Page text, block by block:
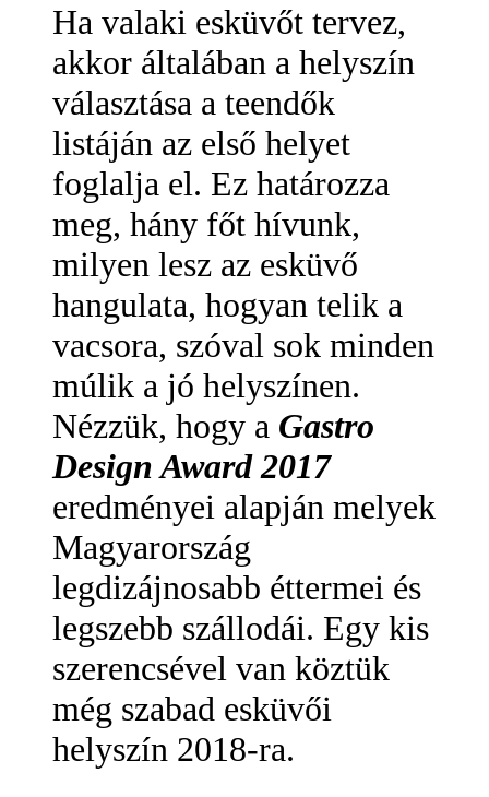
Ha valaki esküvőt tervez,
akkor általában a helyszín
választása a teendők
listáján az első helyet
foglalja el. Ez határozza
meg, hány főt hívunk,
milyen lesz az esküvő
hangulata, hogyan telik a
vacsora, szóval sok minden
múlik a jó helyszínen.
Nézzük, hogy a Gastro
Design Award 2017
eredményei alapján melyek
Magyarország
legdizájnosabb éttermei és
legszebb szállodái. Egy kis
szerencsével van köztük
még szabad esküvői
helyszín 2018-ra.